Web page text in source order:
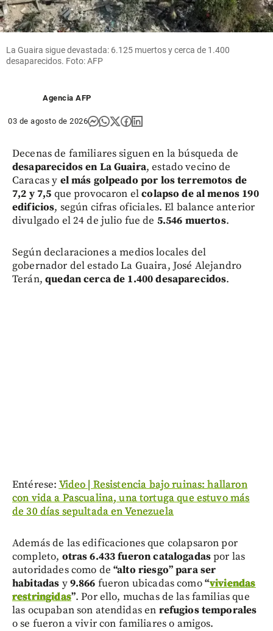
La Guaira sigue devastada: 6.125 muertos y cerca de 1.400
desaparecidos. Foto: AFP
Agencia AFP
03 de agosto de 2026
Decenas de familiares siguen en la búsqueda de
desaparecidos en La Guaira, estado vecino de
Caracas y el más golpeado por los terremotos de
7,2 y 7,5 que provocaron elcolapso de al menos 190
edificios, según cifras oficiales. El balance anterior
divulgado el 24 de julio fue de 5.546 muertos.
Según declaraciones a medios locales del
gobernador del estado La Guaira, José Alejandro
Terán,quedan cerca de 1.400 desaparecidos.
Entérese: Video | Resistencia bajo ruinas: hallaron
con vida a Pascualina, una tortuga que estuvo más
de 30 días sepultada en Venezuela
Además de las edificaciones que colapsaron por
completo, otras 6.433 fueron catalogadaspor las
autoridades como de “alto riesgo” para ser
habitadas y9.866 fueron ubicadas como“viviendas
restringidas”. Por ello, muchas de las familias que
las ocupaban son atendidas en refugios temporales
o se fueron a vivir con familiares o amigos.